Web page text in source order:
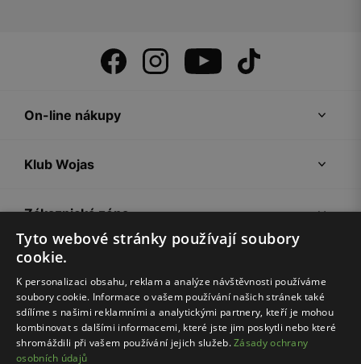
On-line nákupy
Klub Wojas
Zákaznická zóna
Společnost Wojas
Rady
Tyto webové stránky používají soubory
cookie.
K personalizaci obsahu, reklam a analýze návštěvnosti používáme
soubory cookie. Informace o vašem používání našich stránek také
sdílíme s našimi reklamními a analytickými partnery, kteří je mohou
kombinovat s dalšími informacemi, které jste jim poskytli nebo které
shromáždili při vašem používání jejich služeb.Zásady ochrany
osobních údajů